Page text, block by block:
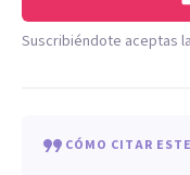
Suscribiéndote aceptas
CÓMO CITAR